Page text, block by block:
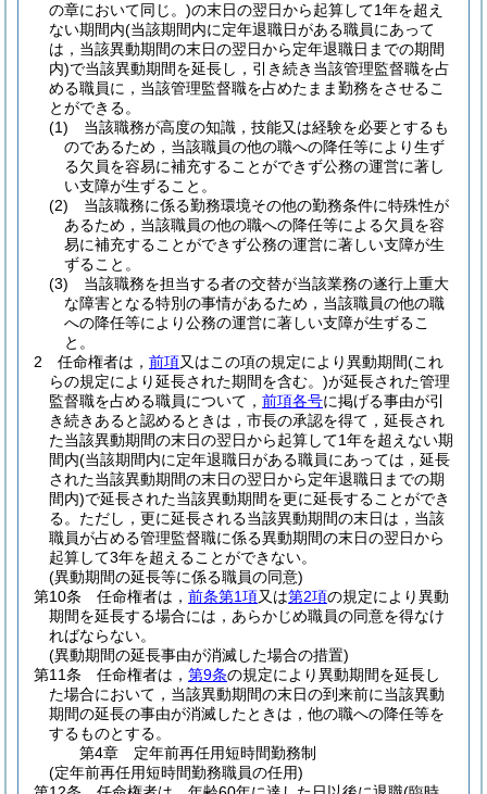
の章において同じ。)の末日の翌日から起算して1年を超え
ない期間内(当該期間内に定年退職日がある職員にあって
は，当該異動期間の末日の翌日から定年退職日までの期間
内)で当該異動期間を延長し，引き続き当該管理監督職を占
める職員に，当該管理監督職を占めたまま勤務をさせるこ
とができる。
(1)
当該職務が高度の知識，技能又は経験を必要とするも
のであるため，当該職員の他の職への降任等により生ず
る欠員を容易に補充することができず公務の運営に著し
い支障が生ずること。
(2)
当該職務に係る勤務環境その他の勤務条件に特殊性が
あるため，当該職員の他の職への降任等による欠員を容
易に補充することができず公務の運営に著しい支障が生
ずること。
(3)
当該職務を担当する者の交替が当該業務の遂行上重大
な障害となる特別の事情があるため，当該職員の他の職
への降任等により公務の運営に著しい支障が生ずるこ
と。
2
任命権者は， 前項又はこの項の規定により異動期間(これ
らの規定により延長された期間を含む。)が延長された管理
監督職を占める職員について， 前項各号に掲げる事由が引
き続きあると認めるときは，市長の承認を得て，延長され
た当該異動期間の末日の翌日から起算して1年を超えない期
間内(当該期間内に定年退職日がある職員にあっては，延長
された当該異動期間の末日の翌日から定年退職日までの期
間内)で延長された当該異動期間を更に延長することができ
る。 ただし，更に延長される当該異動期間の末日は，当該
職員が占める管理監督職に係る異動期間の末日の翌日から
起算して3年を超えることができない。
(異動期間の延長等に係る職員の同意)
第10条
任命権者は， 前条第1項又は第2項の規定により異動
期間を延長する場合には，あらかじめ職員の同意を得なけ
ればならない。
(異動期間の延長事由が消滅した場合の措置)
第11条
任命権者は， 第9条の規定により異動期間を延長し
た場合において，当該異動期間の末日の到来前に当該異動
期間の延長の事由が消滅したときは，他の職への降任等を
するものとする。
第4章
定年前再任用短時間勤務制
(定年前再任用短時間勤務職員の任用)